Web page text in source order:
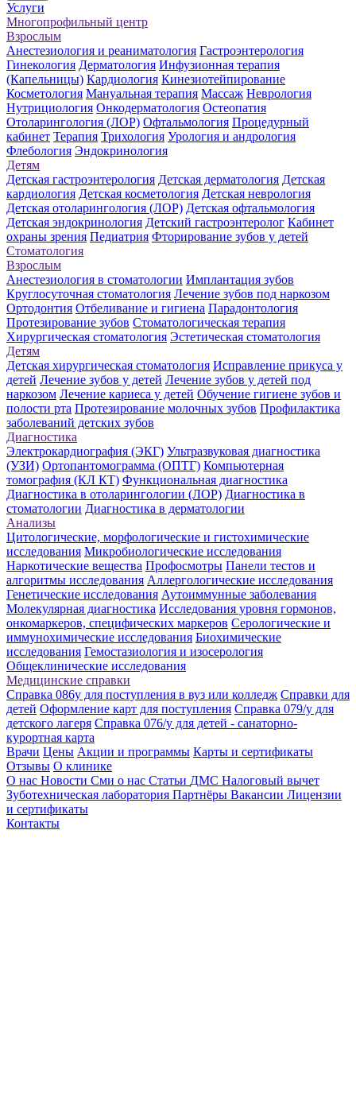
Услуги
Многопрофильный центр
Взрослым
Анестезиология и реаниматология Гастроэнтерология
Гинекология Дерматология Инфузионная терапия
(Капельницы) Кардиология Кинезиотейпирование
Косметология Мануальная терапия Массаж Неврология
Нутрициология Онкодерматология Остеопатия
Отоларингология (ЛОР) Офтальмология Процедурный
кабинет Терапия Трихология Урология и андрология
Флебология Эндокринология
Детям
Детская гастроэнтерология Детская дерматология Детская
кардиология Детская косметология Детская неврология
Детская отоларингология (ЛОР) Детская офтальмология
Детская эндокринология Детский гастроэнтеролог Кабинет
охраны зрения Педиатрия Фторирование зубов у детей
Стоматология
Взрослым
Анестезиология в стоматологии Имплантация зубов
Круглосуточная стоматология Лечение зубов под наркозом
Ортодонтия Отбеливание и гигиена Парадонтология
Протезирование зубов Стоматологическая терапия
Хирургическая стоматология Эстетическая стоматология
Детям
Детская хирургическая стоматология Исправление прикуса у
детей Лечение зубов у детей Лечение зубов у детей под
наркозом Лечение кариеса у детей Обучение гигиене зубов и
полости рта Протезирование молочных зубов Профилактика
заболеваний детских зубов
Диагностика
Электрокардиография (ЭКГ) Ультразвуковая диагностика
(УЗИ) Ортопантомограмма (ОПТГ) Компьютерная
томография (КЛ КТ) Функциональная диагностика
Диагностика в отоларингологии (ЛОР) Диагностика в
стоматологии Диагностика в дерматологии
Анализы
Цитологические, морфологические и гистохимические
исследования Микробиологические исследования
Наркотические вещества Профосмотры Панели тестов и
алгоритмы исследования Аллергологические исследования
Генетические исследования Аутоиммунные заболевания
Молекулярная диагностика Исследования уровня гормонов,
онкомаркеров, специфических маркеров Серологические и
иммунохимические исследования Биохимические
исследования Гемостазиология и изосерология
Общеклинические исследования
Медицинские справки
Справка 086у для поступления в вуз или колледж Справки для
детей Оформление карт для поступления Справка 079/у для
детского лагеря Справка 076/у для детей - санаторно-
курортная карта
Врачи Цены Акции и программы Карты и сертификаты
Отзывы О клинике
О нас Новости Сми о нас Статьи ДМС Налоговый вычет
Зуботехническая лаборатория Партнёры Вакансии Лицензии
и сертификаты
Контакты